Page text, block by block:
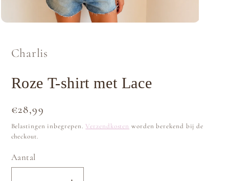
modaal
Charlis
Roze T-shirt met Lace
Normale
prijs
€28,99
Belastingen inbegrepen. Verzendkosten worden berekend bij de
checkout.
Aantal